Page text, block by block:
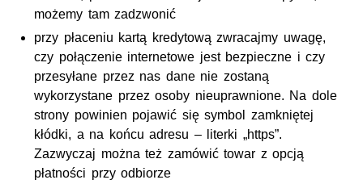
możemy tam zadzwonić
przy płaceniu kartą kredytową zwracajmy uwagę,
czy połączenie internetowe jest bezpieczne i czy
przesyłane przez nas dane nie zostaną
wykorzystane przez osoby nieuprawnione. Na dole
strony powinien pojawić się symbol zamkniętej
kłódki, a na końcu adresu – literki „https”.
Zazwyczaj można też zamówić towar z opcją
płatności przy odbiorze